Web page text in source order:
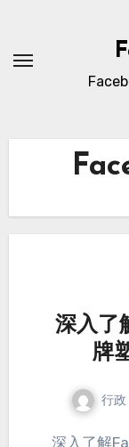
深入了
牌
行政
深入了解Facebook如何通过品牌塑造提升市